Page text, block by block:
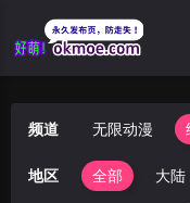
频道 无限动漫
地区 全部 大陆